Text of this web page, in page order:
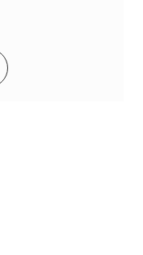
kautta
sähköpostitse